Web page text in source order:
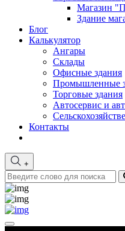
Магазин
Здание
Блог
Калькулятор
Ангары
Склады
Офисные здания
Промышленные
Торговые здания
Автосервис и
Контакты
+